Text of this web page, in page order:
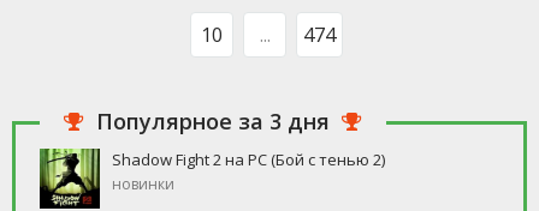
10 ... 474
Популярное за 3 дня
Shadow Fight 2 на PC (Бой с тенью 2)
новинки